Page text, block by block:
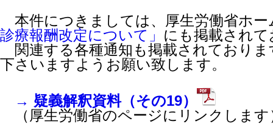
本件につきましては、厚生労働省ホー
診療報酬改定について」 にも掲載され
関連する各種通知も掲載されており
下さいますようお願い致します。
→ 疑義解釈資料（その19）
（厚生労働省のページにリンクします